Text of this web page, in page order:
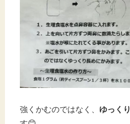
強くかむのではなく、 ゆっくり